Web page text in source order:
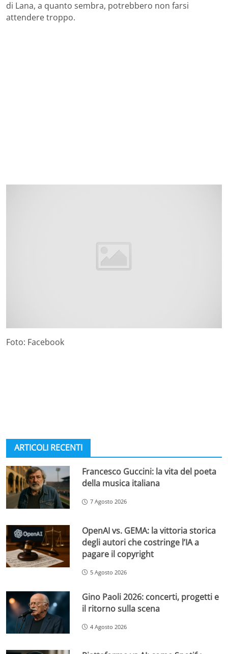
di Lana, a quanto sembra, potrebbero non farsi
attendere troppo.
Foto: Facebook
ARTICOLI RECENTI
Francesco Guccini: la vita del poeta
della musica italiana
7 Agosto 2026
OpenAI vs. GEMA: la vittoria storica
degli autori che costringe l’IA a
pagare il copyright
5 Agosto 2026
Gino Paoli 2026: concerti, progetti e
il ritorno sulla scena
4 Agosto 2026